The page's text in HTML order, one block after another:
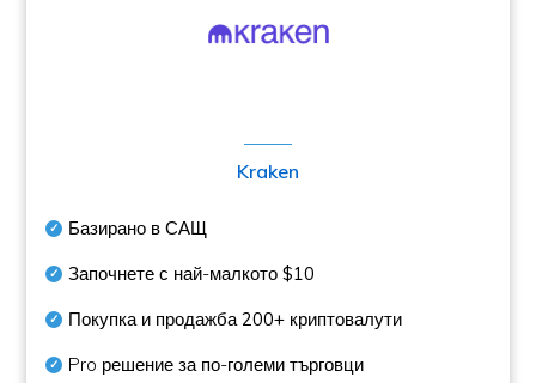
Kraken
Базирано в САЩ
Започнете с най-малкото$10
Покупка и продажба200+ криптовалути
Pro решение за по-големи търговци